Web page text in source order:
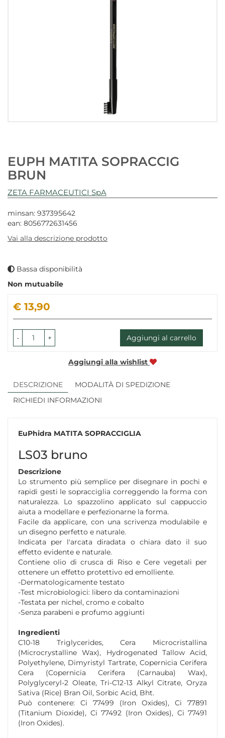
EUPH MATITA SOPRACCIG
BRUN
ZETA FARMACEUTICI SpA
minsan: 937395642
ean: 8056772631456
Vai alla descrizione prodotto
Bassa disponibilità
Non mutuabile
Prezzo
€ 13,90
- + Aggiungi al carrello
Aggiungi alla wishlist
DESCRIZIONE
MODALITÀ DI SPEDIZIONE
RICHIEDI INFORMAZIONI
EuPhidra MATITA SOPRACCIGLIA
LS03 bruno
Descrizione
Lo strumento più semplice per disegnare in pochi e
rapidi gesti le sopracciglia correggendo la forma con
naturalezza. Lo spazzolino applicato sul cappuccio
aiuta a modellare e perfezionarne la forma.
Facile da applicare, con una scrivenza modulabile e
un disegno perfetto e naturale.
Indicata per l'arcata diradata o chiara dato il suo
effetto evidente e naturale.
Contiene olio di crusca di Riso e Cere vegetali per
ottenere un effetto protettivo ed emolliente.
-Dermatologicamente testato
-Test microbiologici: libero da contaminazioni
-Testata per nichel, cromo e cobalto
-Senza parabeni e profumo aggiunti
Ingredienti
C10-18 Triglycerides, Cera Microcristallina
(Microcrystalline Wax), Hydrogenated Tallow Acid,
Polyethylene, Dimyristyl Tartrate, Copernicia Cerifera
Cera (Copernicia Cerifera (Carnauba) Wax),
Polyglyceryl-2 Oleate, Tri-C12-13 Alkyl Citrate, Oryza
Sativa (Rice) Bran Oil, Sorbic Acid, Bht.
Può contenere: Ci 77499 (Iron Oxides), Ci 77891
(Titanium Dioxide), Ci 77492 (Iron Oxides), Ci 77491
(Iron Oxides).